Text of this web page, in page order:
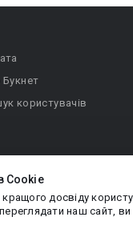
Cookie
досвіду
наш сайт, ви
користувачів